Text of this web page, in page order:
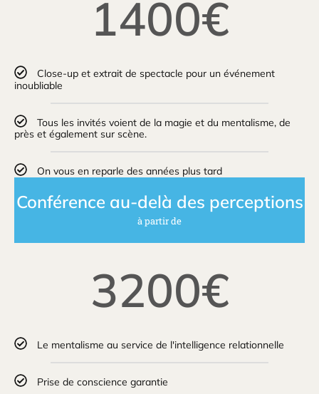
1400€
Close-up et extrait de spectacle pour un événement
inoubliable
Tous les invités voient de la magie et du mentalisme, de
près et également sur scène.
On vous en reparle des années plus tard
Conférence au-delà des perceptions
à partir de
3200€
Le mentalisme au service de l'intelligence relationnelle
Prise de conscience garantie